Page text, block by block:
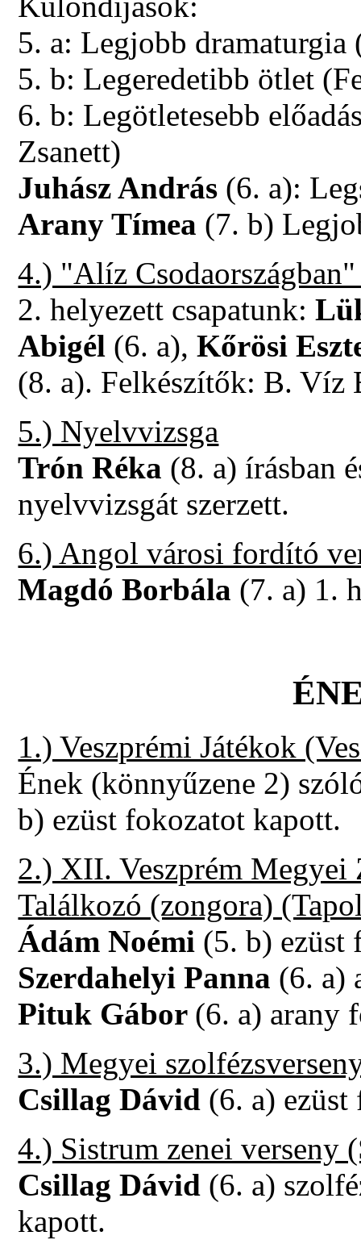
5. a: Legjobb
5. b: Legeredetibb ötlet
6. b: Legötletesebb
Zsanett)
Juhász András (6. a):
Arany Tímea (7. b)
4.) "Alíz
2. helyezett csapatunk:
Abigél (6. a), Kőrösi
(8. a). Felkészítők: B. Víz
5.) Nyelvvizsga
Trón Réka (8. a) írásban
nyelvvizsgát szerzett.
6.) Angol városi fordító
Magdó Borbála (7. a) 1.
1.) Veszprémi Játékok
Ének (könnyűzene 2)
b) ezüst fokozatot kapott.
2.) XII. Veszprém Megyei
Találkozó (zongora)
Ádám Noémi (5. b) ezüst
Szerdahelyi Panna (6. a)
Pituk Gábor (6. a) arany
3.) Megyei
Csillag Dávid (6. a) ezüst
4.) Sistrum zenei verseny
Csillag Dávid (6. a)
kapott.